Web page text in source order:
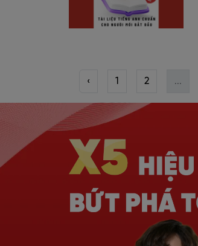
‹ 1 2 ...